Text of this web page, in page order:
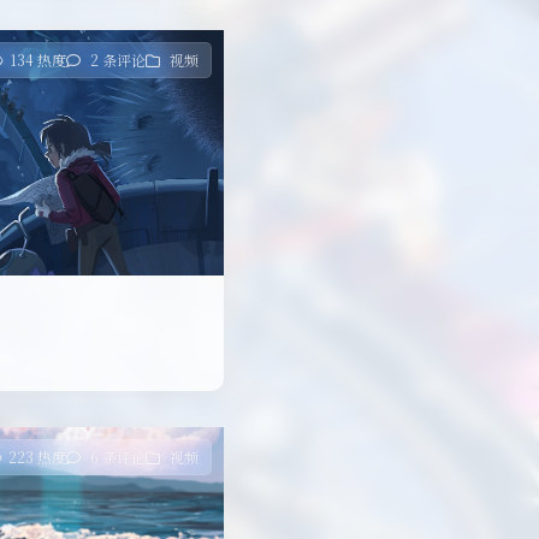
134 热度 2 条评论 视频
223 热度 6 条评论 视频